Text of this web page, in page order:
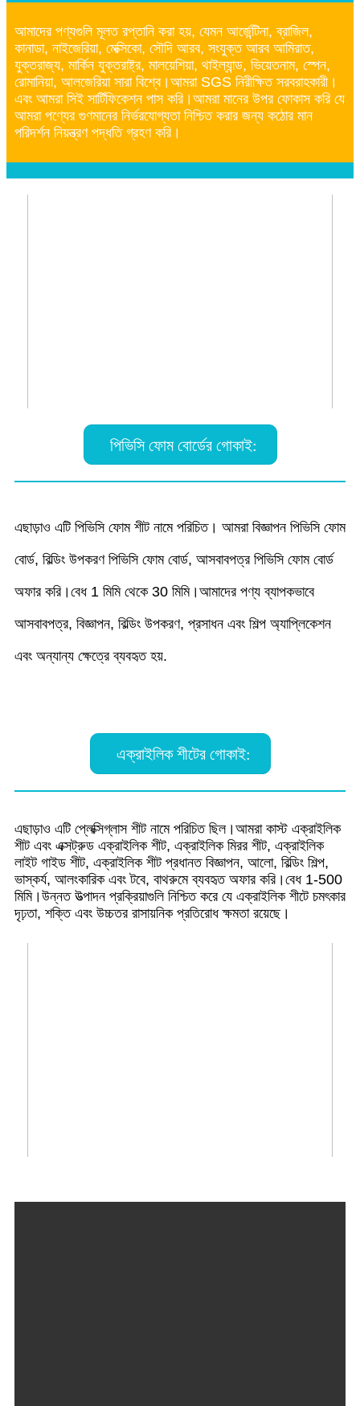
আমাদের পণ্যগুলি মূলত রপ্তানি করা হয়, যেমন আর্জেন্টিনা, ব্রাজিল,
কানাডা, নাইজেরিয়া, মেক্সিকো, সৌদি আরব, সংযুক্ত আরব আমিরাত,
যুক্তরাজ্য, মার্কিন যুক্তরাষ্ট্র, মালয়েশিয়া, থাইল্যান্ড, ভিয়েতনাম, স্পেন,
রোমানিয়া, আলজেরিয়া সারা বিশ্বে।আমরা SGS নিরীক্ষিত সরবরাহকারী।
এবং আমরা সিই সার্টিফিকেশন পাস করি।আমরা মানের উপর ফোকাস করি যে
আমরা পণ্যের গুণমানের নির্ভরযোগ্যতা নিশ্চিত করার জন্য কঠোর মান
পরিদর্শন নিয়ন্ত্রণ পদ্ধতি গ্রহণ করি।
পিভিসি ফোম বোর্ডের গোকাই:
এছাড়াও এটি পিভিসি ফোম শীট নামে পরিচিত। আমরা বিজ্ঞাপন পিভিসি ফোম
বোর্ড, বিল্ডিং উপকরণ পিভিসি ফোম বোর্ড, আসবাবপত্র পিভিসি ফোম বোর্ড
অফার করি।বেধ 1 মিমি থেকে 30 মিমি।আমাদের পণ্য ব্যাপকভাবে
আসবাবপত্র, বিজ্ঞাপন, বিল্ডিং উপকরণ, প্রসাধন এবং শিল্প অ্যাপ্লিকেশন
এবং অন্যান্য ক্ষেত্রে ব্যবহৃত হয়.
এক্রাইলিক শীটের গোকাই:
এছাড়াও এটি প্লেক্সিগ্লাস শীট নামে পরিচিত ছিল।আমরা কাস্ট এক্রাইলিক
শীট এবং এক্সট্রুড এক্রাইলিক শীট, এক্রাইলিক মিরর শীট, এক্রাইলিক
লাইট গাইড শীট, এক্রাইলিক শীট প্রধানত বিজ্ঞাপন, আলো, বিল্ডিং শিল্প,
ভাস্কর্য, আলংকারিক এবং টবে, বাথরুমে ব্যবহৃত অফার করি।বেধ 1-500
মিমি।উন্নত উত্পাদন প্রক্রিয়াগুলি নিশ্চিত করে যে এক্রাইলিক শীটে চমৎকার
দৃঢ়তা, শক্তি এবং উচ্চতর রাসায়নিক প্রতিরোধ ক্ষমতা রয়েছে।